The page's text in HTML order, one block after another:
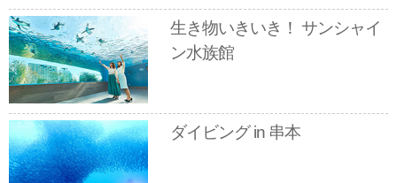
生き物いきいき！ サンシャイ
ン水族館
ダイビング in 串本